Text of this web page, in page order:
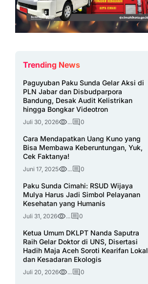
Trending News
Paguyuban Paku Sunda Gelar Aksi di
PLN Jabar dan Disbudparpora
Bandung, Desak Audit Kelistrikan
hingga Bongkar Videotron
Juli 30, 2026 ... 0
Cara Mendapatkan Uang Kuno yang
Bisa Membawa Keberuntungan, Yuk,
Cek Faktanya!
Juni 17, 2025 ... 0
Paku Sunda Cimahi: RSUD Wijaya
Mulya Harus Jadi Simbol Pelayanan
Kesehatan yang Humanis
Juli 31, 2026 ... 0
Ketua Umum DKLPT Nanda Saputra
Raih Gelar Doktor di UNS, Disertasi
Hadih Maja Aceh Soroti Kearifan Lokal
dan Kesadaran Ekologis
Juli 20, 2026 ... 0